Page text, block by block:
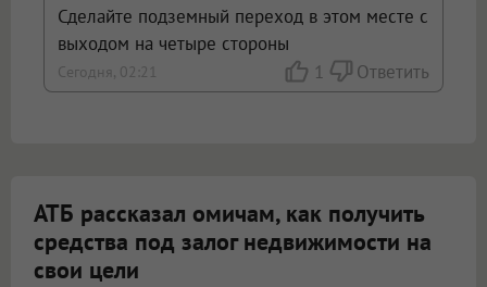
Сделайте подземный переход в этом месте с
выходом на четыре стороны
Сегодня, 02:21 1 Ответить
АТБ рассказал омичам, как получить
средства под залог недвижимости на
свои цели